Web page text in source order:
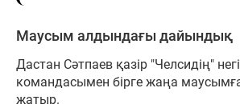
Маусым алдындағы дайындық
Дастан Сәтпаев қазір "Челсидің"
командасымен бірге жаңа
жатыр.